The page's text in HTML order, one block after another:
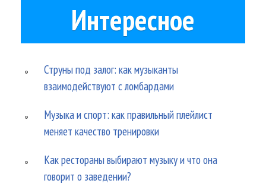
Интересное
Струны под залог: как музыканты
взаимодействуют с ломбардами
Музыка и спорт: как правильный плейлист
меняет качество тренировки
Как рестораны выбирают музыку и что она
говорит о заведении?